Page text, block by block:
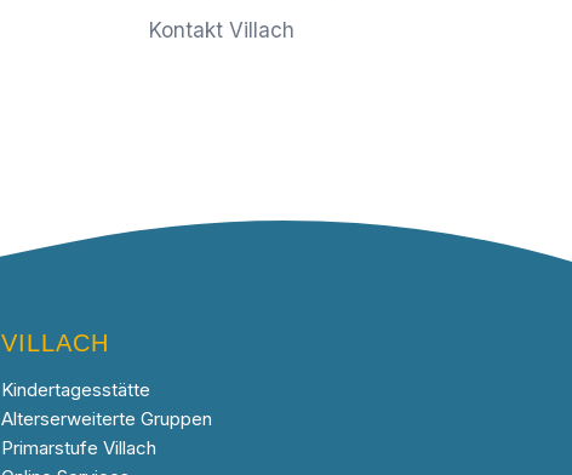
Kontakt Villach
VILLACH
Kindertagesstätte
Alterserweiterte Gruppen
Primarstufe Villach